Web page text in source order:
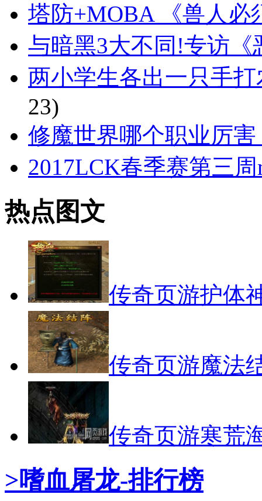
塔防+MOBA 《兽人必
与暗黑3大不同!专访《
两小学生各出一只手
23)
修魔世界哪个职业厉
2017LCK春季赛第三
热点图文
传奇页游护体
传奇页游魔法
传奇页游寒荒
>嗜血屠龙-排行榜